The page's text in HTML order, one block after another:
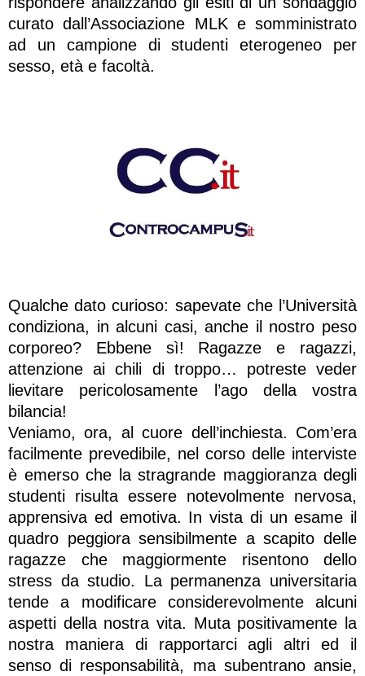
curato dall’Associazione MLK e somministrato
ad un campione di studenti eterogeneo per
sesso, età e facoltà.
Qualche dato curioso: sapevate che l’Università
condiziona, in alcuni casi, anche il nostro peso
corporeo? Ebbene sì! Ragazze e ragazzi,
attenzione ai chili di troppo… potreste veder
lievitare pericolosamente l’ago della vostra
bilancia!
Veniamo, ora, al cuore dell’inchiesta. Com’era
facilmente prevedibile, nel corso delle interviste
è emerso che la stragrande maggioranza degli
studenti risulta essere notevolmente nervosa,
apprensiva ed emotiva. In vista di un esame il
quadro peggiora sensibilmente a scapito delle
ragazze che maggiormente risentono dello
stress da studio. La permanenza universitaria
tende a modificare considerevolmente alcuni
aspetti della nostra vita. Muta positivamente la
nostra maniera di rapportarci agli altri ed il
senso di responsabilità, ma subentrano ansie,